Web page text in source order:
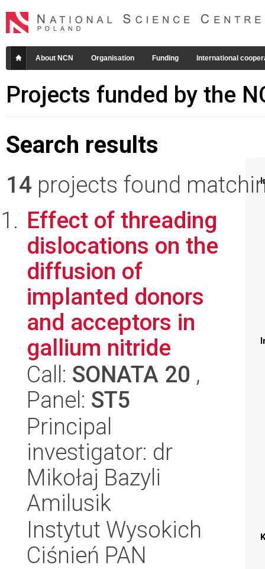
About NCN Organisation Funding International
Projects funded by the
Search results
14 projects found
Effect of threading
dislocations on the
diffusion of
implanted donors
and acceptors in
gallium nitride
Call: SONATA 20 ,
Panel: ST5
Principal
investigator: dr
Mikołaj Bazyli
Amilusik
Instytut Wysokich
Ciśnień PAN